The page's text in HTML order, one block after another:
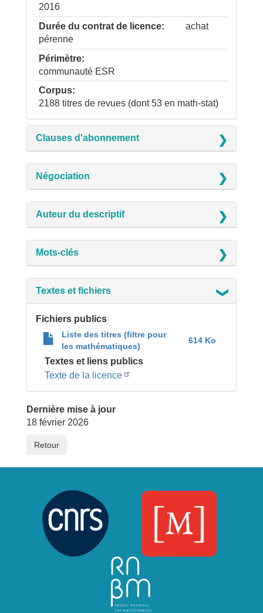
2016
Durée du contrat de licence
achat
pérenne
Périmètre
communauté ESR
Corpus
2188 titres de revues (dont 53 en math-stat)
Clauses d'abonnement
Négociation
Auteur du descriptif
Mots-clés
Textes et fichiers
Fichiers publics
Liste des titres (filtre pour
les mathématiques)
614 Ko
Textes et liens publics
Texte de la licence
Dernière mise à jour
18 février 2026
Retour